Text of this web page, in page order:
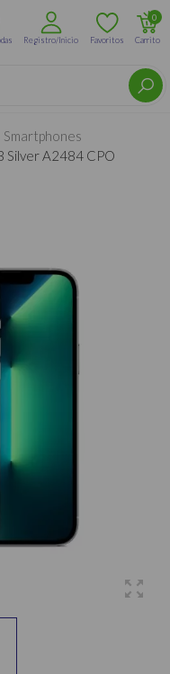
Registro/Inicio Favoritos Carrito
0
Smartphones
Silver A2484 CPO